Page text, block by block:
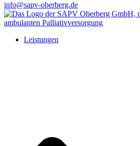
info@sapv-oberberg.de
Leistungen